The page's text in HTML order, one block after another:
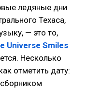
ледяные дни
Техаса,
— это то,
Universe Smiles
Несколько
отметить дату: